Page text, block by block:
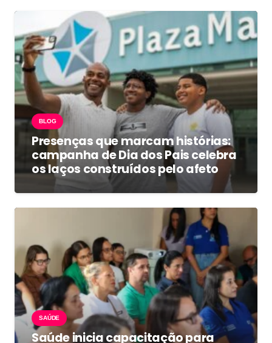
BLOG
Presenças que marcam histórias:
campanha de Dia dos Pais celebra
os laços construídos pelo afeto
SAÚDE
Saúde inicia capacitação para